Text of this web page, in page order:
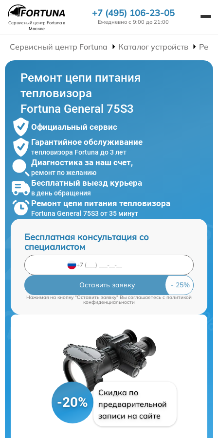
Сервисный центр Fortunaв
Москве
+7 (495) 106-23-05
Ежедневно с 9:00 до 21:00
Сервисный центр Fortuna Каталог устройств
Ремонт цепи питания
тепловизора
Fortuna General 75S3
Официальный сервис
Гарантийное обслуживание
тепловизора Fortuna до 3 лет
Диагностика за наш счет,
ремонт по желанию
Бесплатный выезд курьера
в день обращения
Ремонт цепи питания тепловизора
Fortuna General 75S3 от 35 минут
Бесплатная консультация со
специалистом
Оставить заявку
Нажимая на кнопку "Оставить заявку" Вы соглашаетесь cполитикой
конфиденциальности
-20%
Скидка по
предварительной
записи на сайте